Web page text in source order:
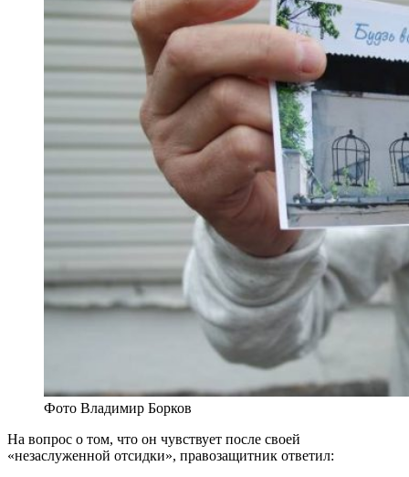
Фото Владимир Борков
На вопрос о том, что он чувствует после своей
«незаслуженной отсидки», правозащитник ответил: